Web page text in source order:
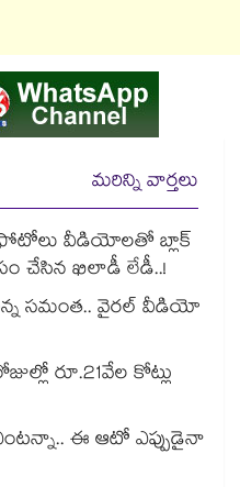
మరిన్ని వార్తలు
వీడియోలతో బ్లాక్
చేసిన ఖిలాడీ లేడీ..!
సమంత.. వైరల్ వీడియో
రూ.21వేల కోట్లు
ఈ ఆటో ఎప్పుడైనా